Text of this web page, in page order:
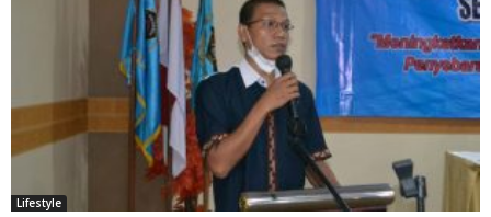
Lifestyle